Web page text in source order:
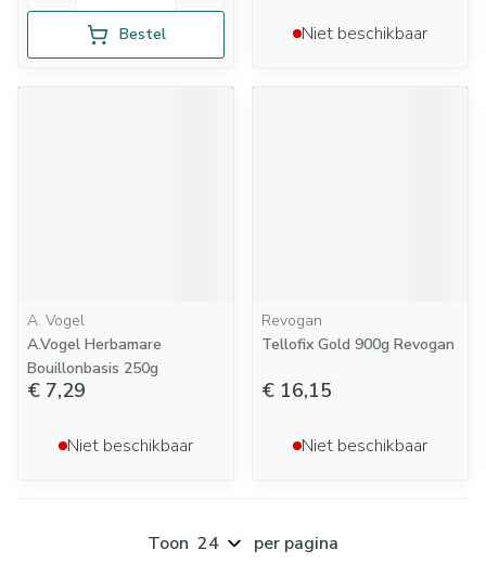
Bestel Niet beschikbaar
A. Vogel
A.Vogel Herbamare
Bouillonbasis 250g
€ 7,29
Niet beschikbaar
Revogan
Tellofix Gold 900g Revogan
€ 16,15
Niet beschikbaar
Toon per pagina